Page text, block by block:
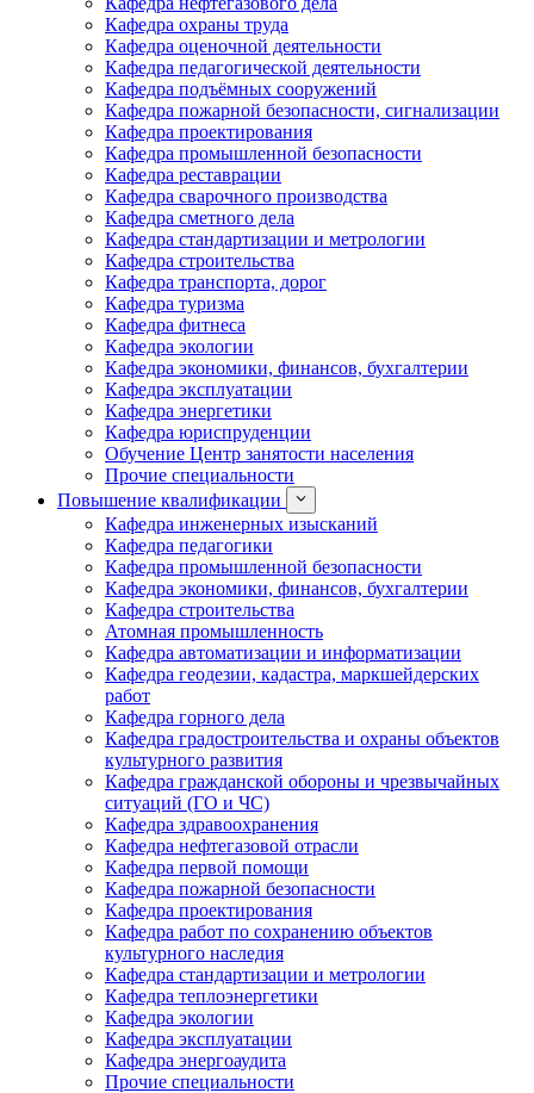
Кафедра охраны труда
Кафедра оценочной деятельности
Кафедра педагогической деятельности
Кафедра подъёмных сооружений
Кафедра пожарной безопасности, сигнализации
Кафедра проектирования
Кафедра промышленной безопасности
Кафедра реставрации
Кафедра сварочного производства
Кафедра сметного дела
Кафедра стандартизации и метрологии
Кафедра строительства
Кафедра транспорта, дорог
Кафедра туризма
Кафедра фитнеса
Кафедра экологии
Кафедра экономики, финансов, бухгалтерии
Кафедра эксплуатации
Кафедра энергетики
Кафедра юриспруденции
Обучение Центр занятости населения
Прочие специальности
Повышение квалификации
Кафедра инженерных изысканий
Кафедра педагогики
Кафедра промышленной безопасности
Кафедра экономики, финансов, бухгалтерии
Кафедра строительства
Атомная промышленность
Кафедра автоматизации и информатизации
Кафедра геодезии, кадастра, маркшейдерских
работ
Кафедра горного дела
Кафедра градостроительства и охраны объектов
культурного развития
Кафедра гражданской обороны и чрезвычайных
ситуаций (ГО и ЧС)
Кафедра здравоохранения
Кафедра нефтегазовой отрасли
Кафедра первой помощи
Кафедра пожарной безопасности
Кафедра проектирования
Кафедра работ по сохранению объектов
культурного наследия
Кафедра стандартизации и метрологии
Кафедра теплоэнергетики
Кафедра экологии
Кафедра эксплуатации
Кафедра энергоаудита
Прочие специальности